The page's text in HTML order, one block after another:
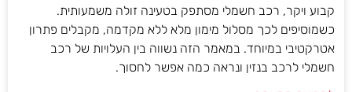
קבוע ויקר, רכב חשמלי מסתפק בטעינה זולה משמעותית.
כשמוסיפים לכך מסלול מימון מלא ללא מקדמה, מקבלים פתרון
אטרקטיבי במיוחד. במאמר הזה נשווה בין העלויות של רכב
חשמלי לרכב בנזין ונראה כמה אפשר לחסוך.